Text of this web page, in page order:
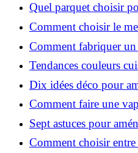
Quel parquet choisir
maison ?
Comment choisir le
Grenoble en 2026 ?
Comment fabriquer
hydratant fait maison ?
Tendances couleurs
colorés, que choisir ?
Dix idées déco pour
chez soi
Comment faire une
une peau plus saine et
Sept astuces pour
naturelle chez soi
Comment choisir